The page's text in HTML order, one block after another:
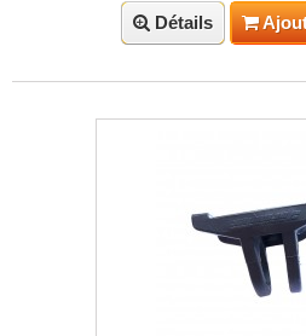
Détails